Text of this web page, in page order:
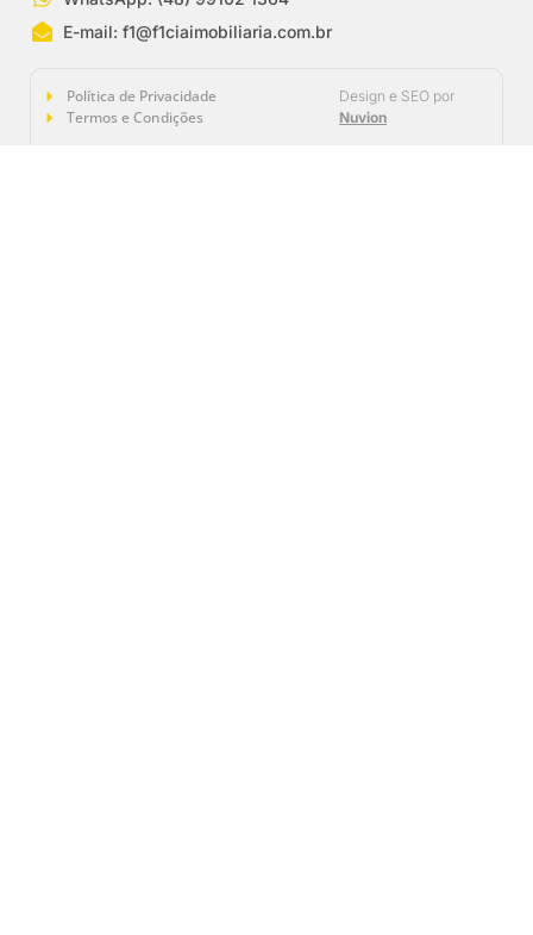
E-mail:f1@f1ciaimobiliaria.com.br
Política de Privacidade
Termos e Condições
Design e SEO por
Nuvion